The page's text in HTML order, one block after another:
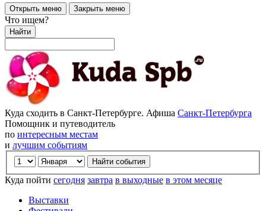
Открыть меню Закрыть меню
Что ищем?
Найти
Куда сходить в Санкт-Петербурге. Афиша Санкт-Петербурга
Помощник и путеводитель
по интересным местам
и лучшим событиям
Куда пойти сегодня завтра в выходные в этом месяце
Выставки